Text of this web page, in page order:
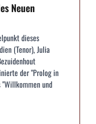
Neuen
dieses
(Tenor), Julia
der "Prolog in
"Willkommen und